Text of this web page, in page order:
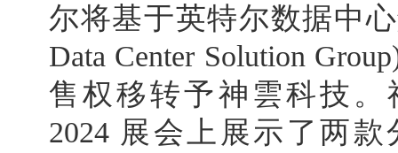
尔将基于英特尔数据中
Data Center Solution
售权移转予神雲科技。
2024 展会上展示了两